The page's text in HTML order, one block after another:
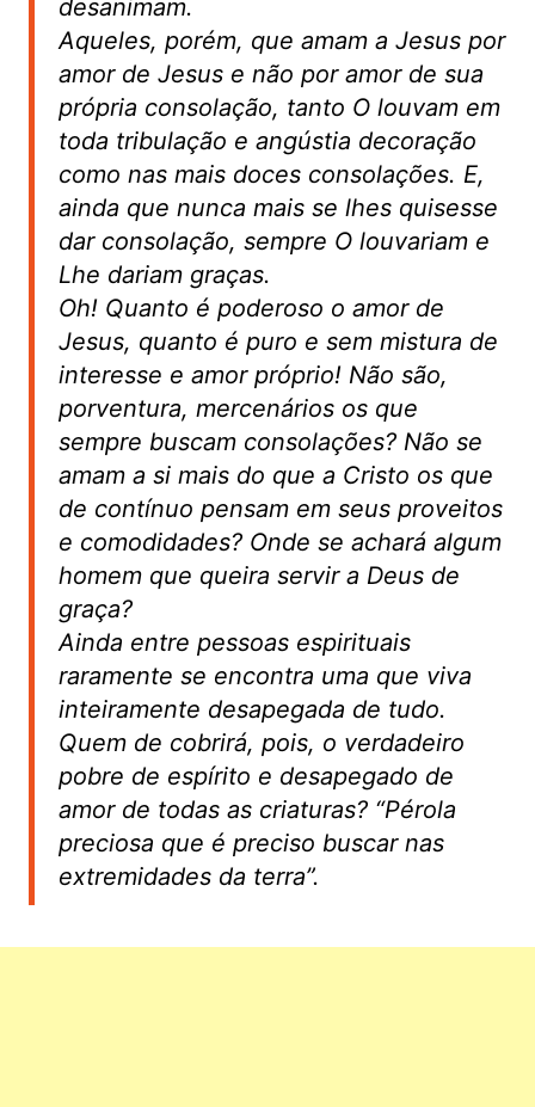
desanimam.
Aqueles, porém, que amam a Jesus por
amor de Jesus e não por amor de sua
própria consolação, tanto O louvam em
toda tribulação e angústia decoração
como nas mais doces consolações. E,
ainda que nunca mais se lhes quisesse
dar consolação, sempre O louvariam e
Lhe dariam graças.
Oh! Quanto é poderoso o amor de
Jesus, quanto é puro e sem mistura de
interesse e amor próprio! Não são,
porventura, mercenários os que
sempre buscam consolações? Não se
amam a si mais do que a Cristo os que
de contínuo pensam em seus proveitos
e comodidades? Onde se achará algum
homem que queira servir a Deus de
graça?
Ainda entre pessoas espirituais
raramente se encontra uma que viva
inteiramente desapegada de tudo.
Quem de cobrirá, pois, o verdadeiro
pobre de espírito e desapegado de
amor de todas as criaturas? “Pérola
preciosa que é preciso buscar nas
extremidades da terra”.